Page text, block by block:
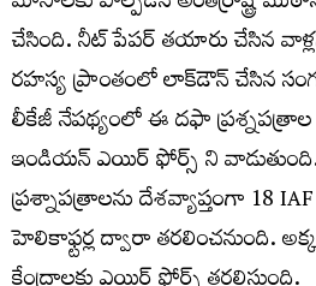
చేసింది. నీట్‌ పేపర్‌ తయారు చేసిన
రహస్య ప్రాంతంలో లాక్‌డౌన్‌ చేసిన
లీకేజీ నేపథ్యంలో ఈ దఫా ప్రశ్నపత్రాల
ఇండియన్ ఎయిర్ ఫోర్స్ ని వాడుతుంది.
ప్రశ్నాపత్రాలను దేశవ్యాప్తంగా 18
హెలికాఫ్టర్ల ద్వారా తరలించనుంది.